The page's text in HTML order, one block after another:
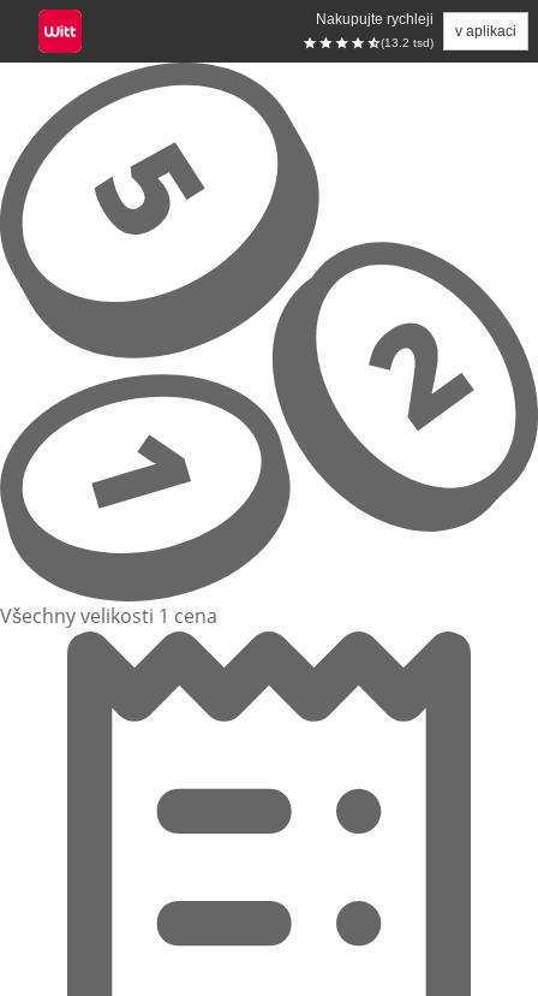
Nakupujte rychleji
(13.2 tsd)
v aplikaci
Přeskočit na hlavní obsah
Všechny velikosti 1 cena